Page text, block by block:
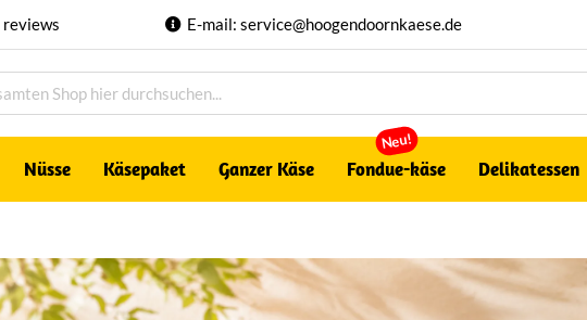
reviews E-mail:service@hoogendoornkaese.de
Nüsse Käsepaket Ganzer Käse Fondue-käse
Neu!
Delikatessen